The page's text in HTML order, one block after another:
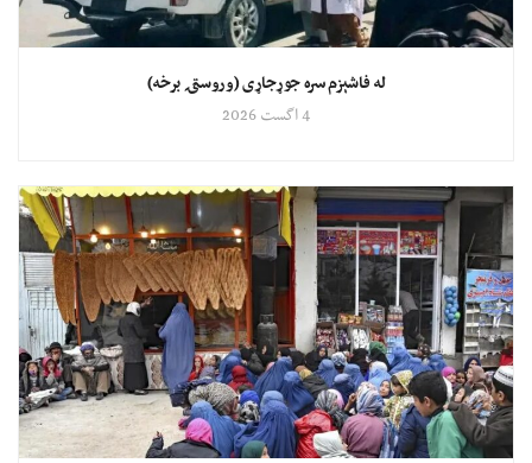
له فاشېزم سره جوړجاړی (وروستۍ برخه)
4 اگست 2026